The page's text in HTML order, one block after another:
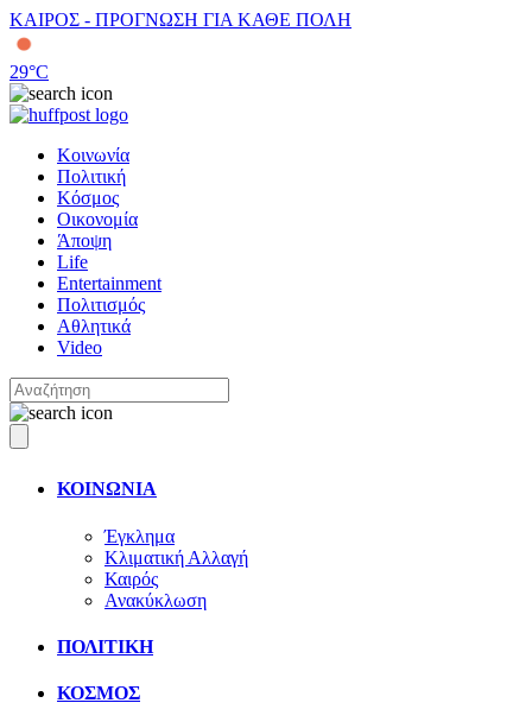
ΚΑΙΡΟΣ - ΠΡΟΓΝΩΣΗ ΓΙΑ ΚΑΘΕ ΠΟΛΗ
29°C
Κοινωνία
Πολιτική
Κόσμος
Οικονομία
Άποψη
Life
Entertainment
Πολιτισμός
Αθλητικά
Video
ΚΟΙΝΩΝΙΑ
Έγκλημα
Κλιματική Αλλαγή
Καιρός
Ανακύκλωση
ΠΟΛΙΤΙΚΗ
ΚΟΣΜΟΣ